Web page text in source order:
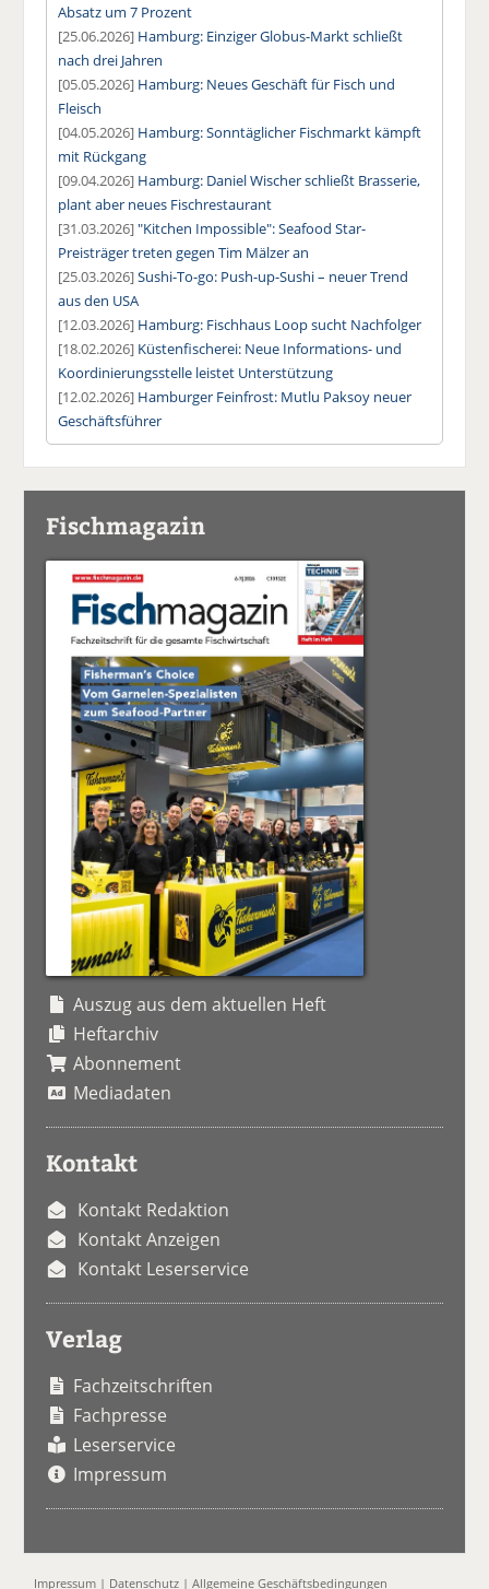
Absatz um 7 Prozent
[25.06.2026] Hamburg: Einziger Globus-Markt schließt
nach drei Jahren
[05.05.2026] Hamburg: Neues Geschäft für Fisch und
Fleisch
[04.05.2026] Hamburg: Sonntäglicher Fischmarkt kämpft
mit Rückgang
[09.04.2026] Hamburg: Daniel Wischer schließt Brasserie,
plant aber neues Fischrestaurant
[31.03.2026]"Kitchen Impossible": Seafood Star-
Preisträger treten gegen Tim Mälzer an
[25.03.2026]Sushi-To-go: Push-up-Sushi – neuer Trend
aus den USA
[12.03.2026] Hamburg: Fischhaus Loop sucht Nachfolger
[18.02.2026] Küstenfischerei: Neue Informations- und
Koordinierungsstelle leistet Unterstützung
[12.02.2026] Hamburger Feinfrost: Mutlu Paksoy neuer
Geschäftsführer
Fischmagazin
Auszug aus dem aktuellen Heft
Heftarchiv
Abonnement
Mediadaten
Kontakt
Kontakt Redaktion
Kontakt Anzeigen
Kontakt Leserservice
Verlag
Fachzeitschriften
Fachpresse
Leserservice
Impressum
Impressum | Datenschutz |Allgemeine Geschäftsbedingungen